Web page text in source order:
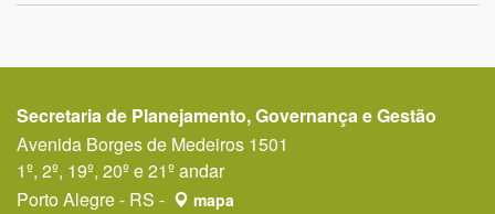
Secretaria de Planejamento, Governança e Gestão
Avenida Borges de Medeiros 1501
1º, 2º, 19º, 20º e 21º andar
Porto Alegre - RS -
mapa